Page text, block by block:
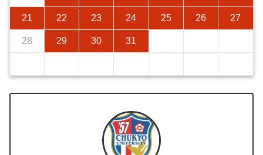
21 22 23 24 25 26 27
28 29 30 31